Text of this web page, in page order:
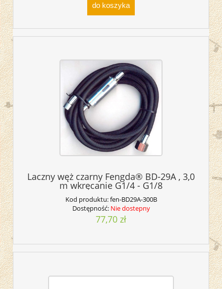
do koszyka
Laczny węż czarny Fengda® BD-29A , 3,0
m wkręcanie G1/4 - G1/8
Kod produktu:fen-BD29A-300B
Dostępność: Nie dostepny
77,70 zł